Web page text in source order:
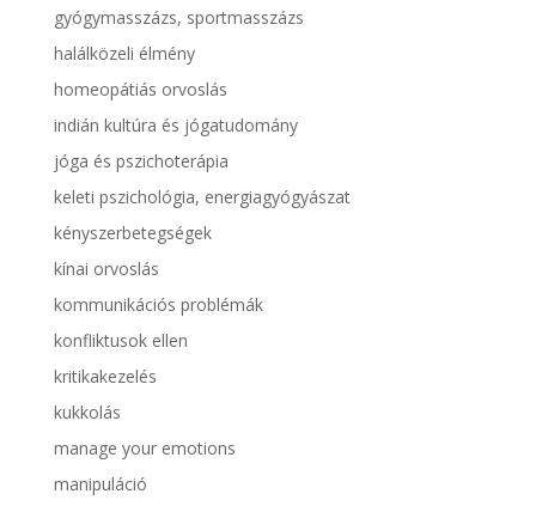
gyógymasszázs, sportmasszázs
halálközeli élmény
homeopátiás orvoslás
indián kultúra és jógatudomány
jóga és pszichoterápia
keleti pszichológia, energiagyógyászat
kényszerbetegségek
kínai orvoslás
kommunikációs problémák
konfliktusok ellen
kritikakezelés
kukkolás
manage your emotions
manipuláció